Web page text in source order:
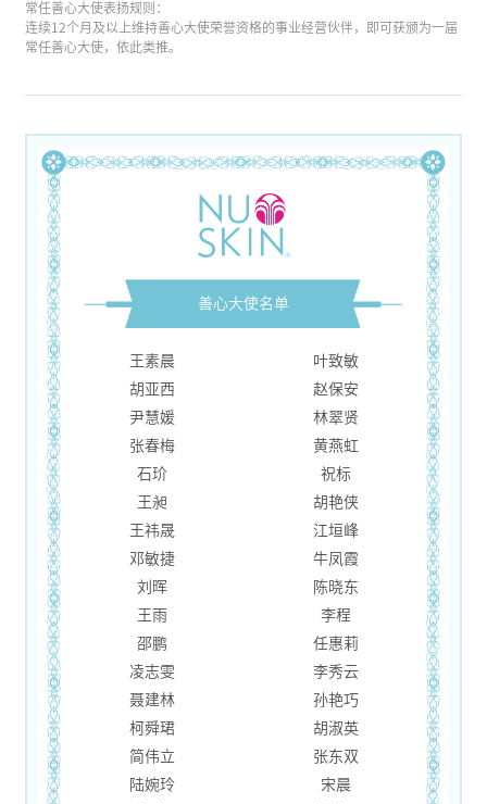
常任善心大使表扬规则：
连续12个月及以上维持善心大使荣誉资格的事业经营伙伴，即可获颁为一届
常任善心大使，依此类推。
善心大使名单
王素晨
叶致敏
胡亚西
赵保安
尹慧媛
林翠贤
张春梅
黄燕虹
石玠
祝标
王昶
胡艳侠
王祎晟
江垣峰
邓敏捷
牛凤霞
刘晖
陈晓东
王雨
李程
邵鹏
任惠莉
凌志雯
李秀云
聂建林
孙艳巧
柯舜珺
胡淑英
简伟立
张东双
陆婉玲
宋晨